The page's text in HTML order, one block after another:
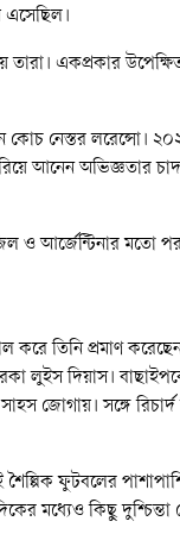
এসেছিল।
একপ্রকার
কোচ নেস্তর লরেন্সো।
আনেন অভিজ্ঞতার
ও আর্জেন্টিনার
তিনি প্রমাণ
লুইস দিয়াস।
জোগায়। সঙ্গে
ফুটবলের
মধ্যেও কিছু দুশ্চিন্তা